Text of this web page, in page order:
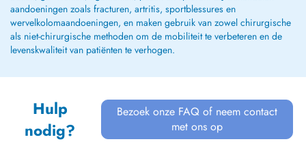
aandoeningen zoals fracturen, artritis, sportblessures en
wervelkolomaandoeningen, en maken gebruik van zowel chirurgische
als niet-chirurgische methoden om de mobiliteit te verbeteren en de
levenskwaliteit van patiënten te verhogen.
Hulp
nodig?
Bezoek onze FAQ of neem contact
met ons op